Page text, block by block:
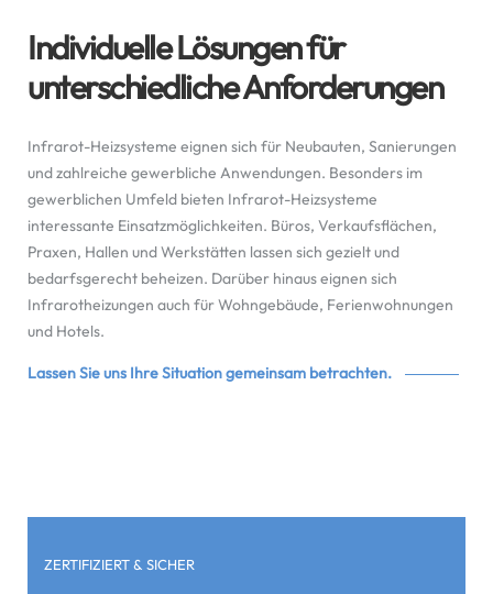
Individuelle Lösungen für
unterschiedliche Anforderungen
Infrarot-Heizsysteme eignen sich für Neubauten, Sanierungen
und zahlreiche gewerbliche Anwendungen. Besonders im
gewerblichen Umfeld bieten Infrarot-Heizsysteme
interessante Einsatzmöglichkeiten. Büros, Verkaufsflächen,
Praxen, Hallen und Werkstätten lassen sich gezielt und
bedarfsgerecht beheizen. Darüber hinaus eignen sich
Infrarotheizungen auch für Wohngebäude, Ferienwohnungen
und Hotels.
Lassen Sie uns Ihre Situation gemeinsam betrachten.
ZERTIFIZIERT & SICHER